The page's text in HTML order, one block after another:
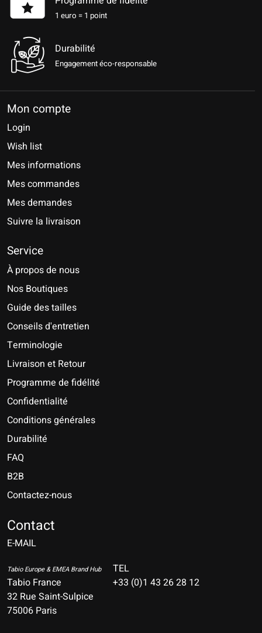
1 euro = 1 point
Durabilité
Engagement éco-responsable
Mon compte
Login
Wish list
Mes informations
Mes commandes
Mes demandes
Suivre la livraison
Service
À propos de nous
Nos Boutiques
Guide des tailles
Conseils d'entretien
Terminologie
Livraison et Retour
Programme de fidélité
Confidentialité
Conditions générales
Durabilité
FAQ
B2B
Contactez-nous
Contact
E-MAIL
Tabio Europe & EMEA Brand Hub
Tabio France
32 Rue Saint-Sulpice
75006 Paris
TEL
+33 (0)1 43 26 28 12